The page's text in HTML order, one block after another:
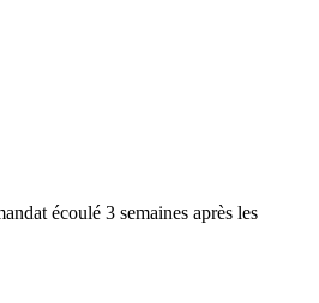
écoulé 3 semaines après les